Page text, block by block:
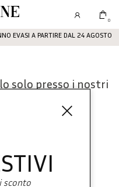
EVASI A PARTIRE DAL 24 AGOSTO
0
solo presso i nostri
sconto